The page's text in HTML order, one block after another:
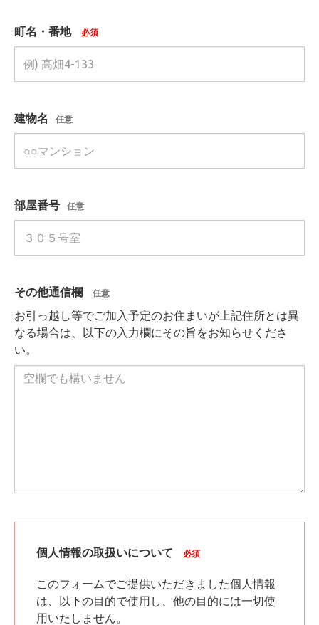
町名・番地 必須
建物名 任意
部屋番号 任意
その他通信欄 任意
お引っ越し等でご加入予定のお住まいが上記住所とは異
なる場合は、以下の入力欄にその旨をお知らせくださ
い。
個人情報の取扱いについて 必須
このフォームでご提供いただきました個人情報
は、以下の目的で使用し、他の目的には一切使
用いたしません。